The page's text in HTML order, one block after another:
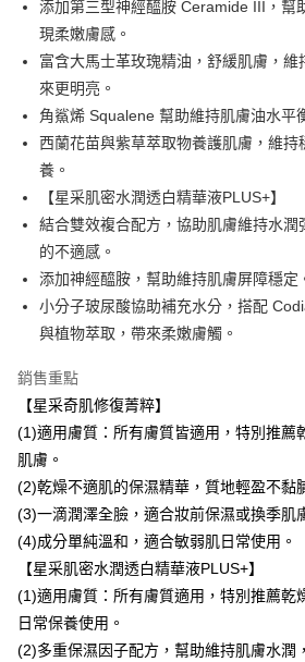
匯豐（台灣）商業銀行
聯邦商業銀行
元大商業銀行
永豐
玉山商業銀行
台新國際商業銀行
中國
台灣樂天信用卡公司
國泰世華商業銀行
兆豐
臺灣中小企業銀行
匯豐（台灣）商業銀行
華泰
聯邦商業銀行
元大商業銀行
玉山商業銀行
星展
台新國際商業銀行
中國
台灣樂天信用卡公司
Apple Pay
街口支付
悠遊付
全盈+PAY
大哥付你分期
相關說明
1.本服務由台灣大哥大提供，台灣大哥大用戶可
2.付款方式選擇「大哥付你分期」，訂單成立後
流程，驗證手機門號後，選擇欲分期的期數、
成交易。
3.實際核准額度、可分期數及費用金額請依後續
消。如遇「轉專審核」未通過狀況，表示未達大
法說明評估內容。
【繳款方式說明】
1.分期款項不併入電信帳單，「大哥付你分期」
醒簡訊。
帳／街口支付／iPASS MONEY」等通路繳費。
【注意事項】
1.本服務係由「台灣大哥大股份有限公司」（以
用戶於交易時，得透過本服務購買商品或服務，
買賣價金債權讓與本公司後，依約使用本公司帳
2.基於同意付款使用「大哥付你分期」之契約關
資料（包含姓名、電話或地址）提供予台灣大哥
由本公司與您本人進行分期帳單所需資料之確認
Hami Point
相關說明
「Hami Point」為中華電信所提供之點數服務
會員帳號後，即可在購物車使用 Hami Point 折
ATM付款
運送方式
全家取貨付款
每筆NT$80，滿NT$1,000(含以上)免運費
付款後全家取貨
每筆NT$80，滿NT$1,000(含以上)免運費
萊爾富取貨付款
每筆NT$80，滿NT$1,500(含以上)免運費
付款後萊爾富取貨
每筆NT$80，滿NT$1,500(含以上)免運費
添加第三型神經醯胺 Ceramide III，幫
現柔嫩膚感。
富含大馬士革玫瑰精油，舒緩肌膚，
來更明亮。
角鯊烯 Squalene 幫助維持肌膚油水平
西蘭花苗與紫草萃取物養護肌膚，維持
養。
【星采肌密水潤透白精華液PLUS+】
結合雙效複合配方，協助肌膚維持水潤
的不適感。
添加神經醯胺，幫助維持肌膚屏障穩定
小分子玻尿酸協助補充水分，搭配
與植物萃取，帶來柔嫩膚觸。
銷售重點
【星采奇肌修復菁粹】
(1)適用膚質：所有膚質皆適用，特別推薦
肌膚。
(2)乾燥不適肌的保濕精華，質地輕盈不黏
(3)一滴潤澤全臉，適合妝前保濕或換季肌
(4)成分單純溫和，適合敏弱肌日常使用。
【星采肌密水潤透白精華液PLUS+】
(1)適用膚質：所有膚質適用，特別推薦乾
日常保養使用。
(2)多重保濕因子配方，幫助維持肌膚水潤